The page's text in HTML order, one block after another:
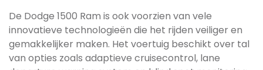
De Dodge 1500 Ram is ook voorzien van vele
innovatieve technologieën die het rijden veiliger en
gemakkelijker maken. Het voertuig beschikt over tal
van opties zoals adaptieve cruisecontrol, lane